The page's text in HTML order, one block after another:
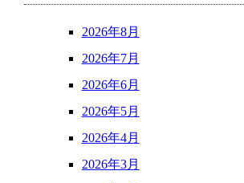
2026年8月
2026年7月
2026年6月
2026年5月
2026年4月
2026年3月